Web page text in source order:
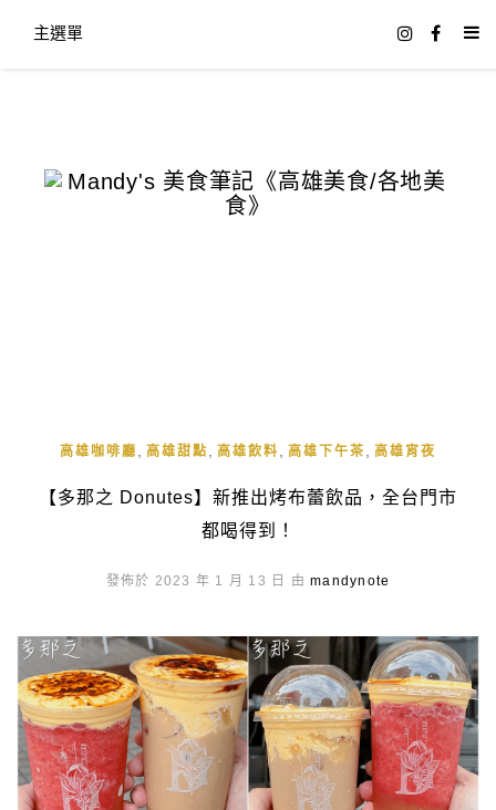
主選單
高雄咖啡廳 高雄甜點 高雄飲料 高雄下午茶 高雄宵夜
【多那之 Donutes】新推出烤布蕾飲品，全台門市
都喝得到！
發佈於 2023 年 1 月 13 日 由mandynote